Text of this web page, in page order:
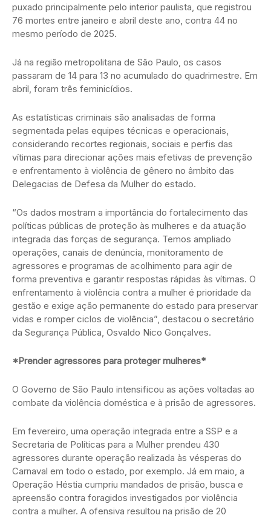
puxado principalmente pelo interior paulista, que registrou
76 mortes entre janeiro e abril deste ano, contra 44 no
mesmo período de 2025.
Já na região metropolitana de São Paulo, os casos
passaram de 14 para 13 no acumulado do quadrimestre. Em
abril, foram três feminicídios.
As estatísticas criminais são analisadas de forma
segmentada pelas equipes técnicas e operacionais,
considerando recortes regionais, sociais e perfis das
vítimas para direcionar ações mais efetivas de prevenção
e enfrentamento à violência de gênero no âmbito das
Delegacias de Defesa da Mulher do estado.
“Os dados mostram a importância do fortalecimento das
políticas públicas de proteção às mulheres e da atuação
integrada das forças de segurança. Temos ampliado
operações, canais de denúncia, monitoramento de
agressores e programas de acolhimento para agir de
forma preventiva e garantir respostas rápidas às vítimas. O
enfrentamento à violência contra a mulher é prioridade da
gestão e exige ação permanente do estado para preservar
vidas e romper ciclos de violência”, destacou o secretário
da Segurança Pública, Osvaldo Nico Gonçalves.
*Prender agressores para proteger mulheres*
O Governo de São Paulo intensificou as ações voltadas ao
combate da violência doméstica e à prisão de agressores.
Em fevereiro, uma operação integrada entre a SSP e a
Secretaria de Políticas para a Mulher prendeu 430
agressores durante operação realizada às vésperas do
Carnaval em todo o estado, por exemplo. Já em maio, a
Operação Héstia cumpriu mandados de prisão, busca e
apreensão contra foragidos investigados por violência
contra a mulher. A ofensiva resultou na prisão de 20